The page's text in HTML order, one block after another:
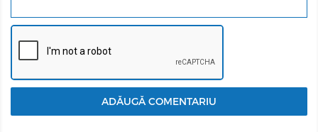
ADĂUGĂ COMENTARIU